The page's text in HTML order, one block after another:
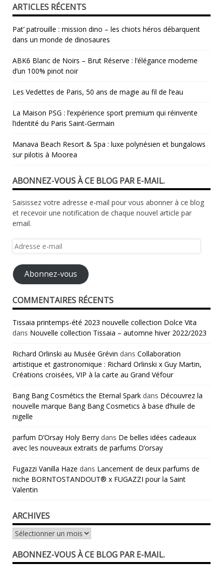
ARTICLES RÉCENTS
Pat’ patrouille : mission dino – les chiots héros débarquent
dans un monde de dinosaures
ABK6 Blanc de Noirs – Brut Réserve : l’élégance moderne
d’un 100% pinot noir
Les Vedettes de Paris, 50 ans de magie au fil de l’eau
La Maison PSG : l’expérience sport premium qui réinvente
l’identité du Paris Saint‑Germain
Manava Beach Resort & Spa : luxe polynésien et bungalows
sur pilotis à Moorea
ABONNEZ-VOUS À CE BLOG PAR E-MAIL.
Saisissez votre adresse e-mail pour vous abonner à ce blog
et recevoir une notification de chaque nouvel article par
email.
Adresse
mail
Abonnez-vous
COMMENTAIRES RÉCENTS
Tissaia printemps-été 2023 nouvelle collection Dolce Vita
dans Nouvelle collection Tissaia – automne hiver 2022/2023
Richard Orlinski au Musée Grévin dans Collaboration
artistique et gastronomique : Richard Orlinski x Guy Martin,
Créations croisées, VIP à la carte au Grand Véfour
Bang Bang Cosmétics the Eternal Spark dans Découvrez la
nouvelle marque Bang Bang Cosmetics à base d’huile de
nigelle
parfum D’Orsay Holy Berry dans De belles idées cadeaux
avec les nouveaux extraits de parfums D’orsay
Fugazzi Vanilla Haze dans Lancement de deux parfums de
niche BORNTOSTANDOUT® x FUGAZZI pour la Saint
Valentin
ARCHIVES
Archives
ABONNEZ-VOUS À CE BLOG PAR E-MAIL.